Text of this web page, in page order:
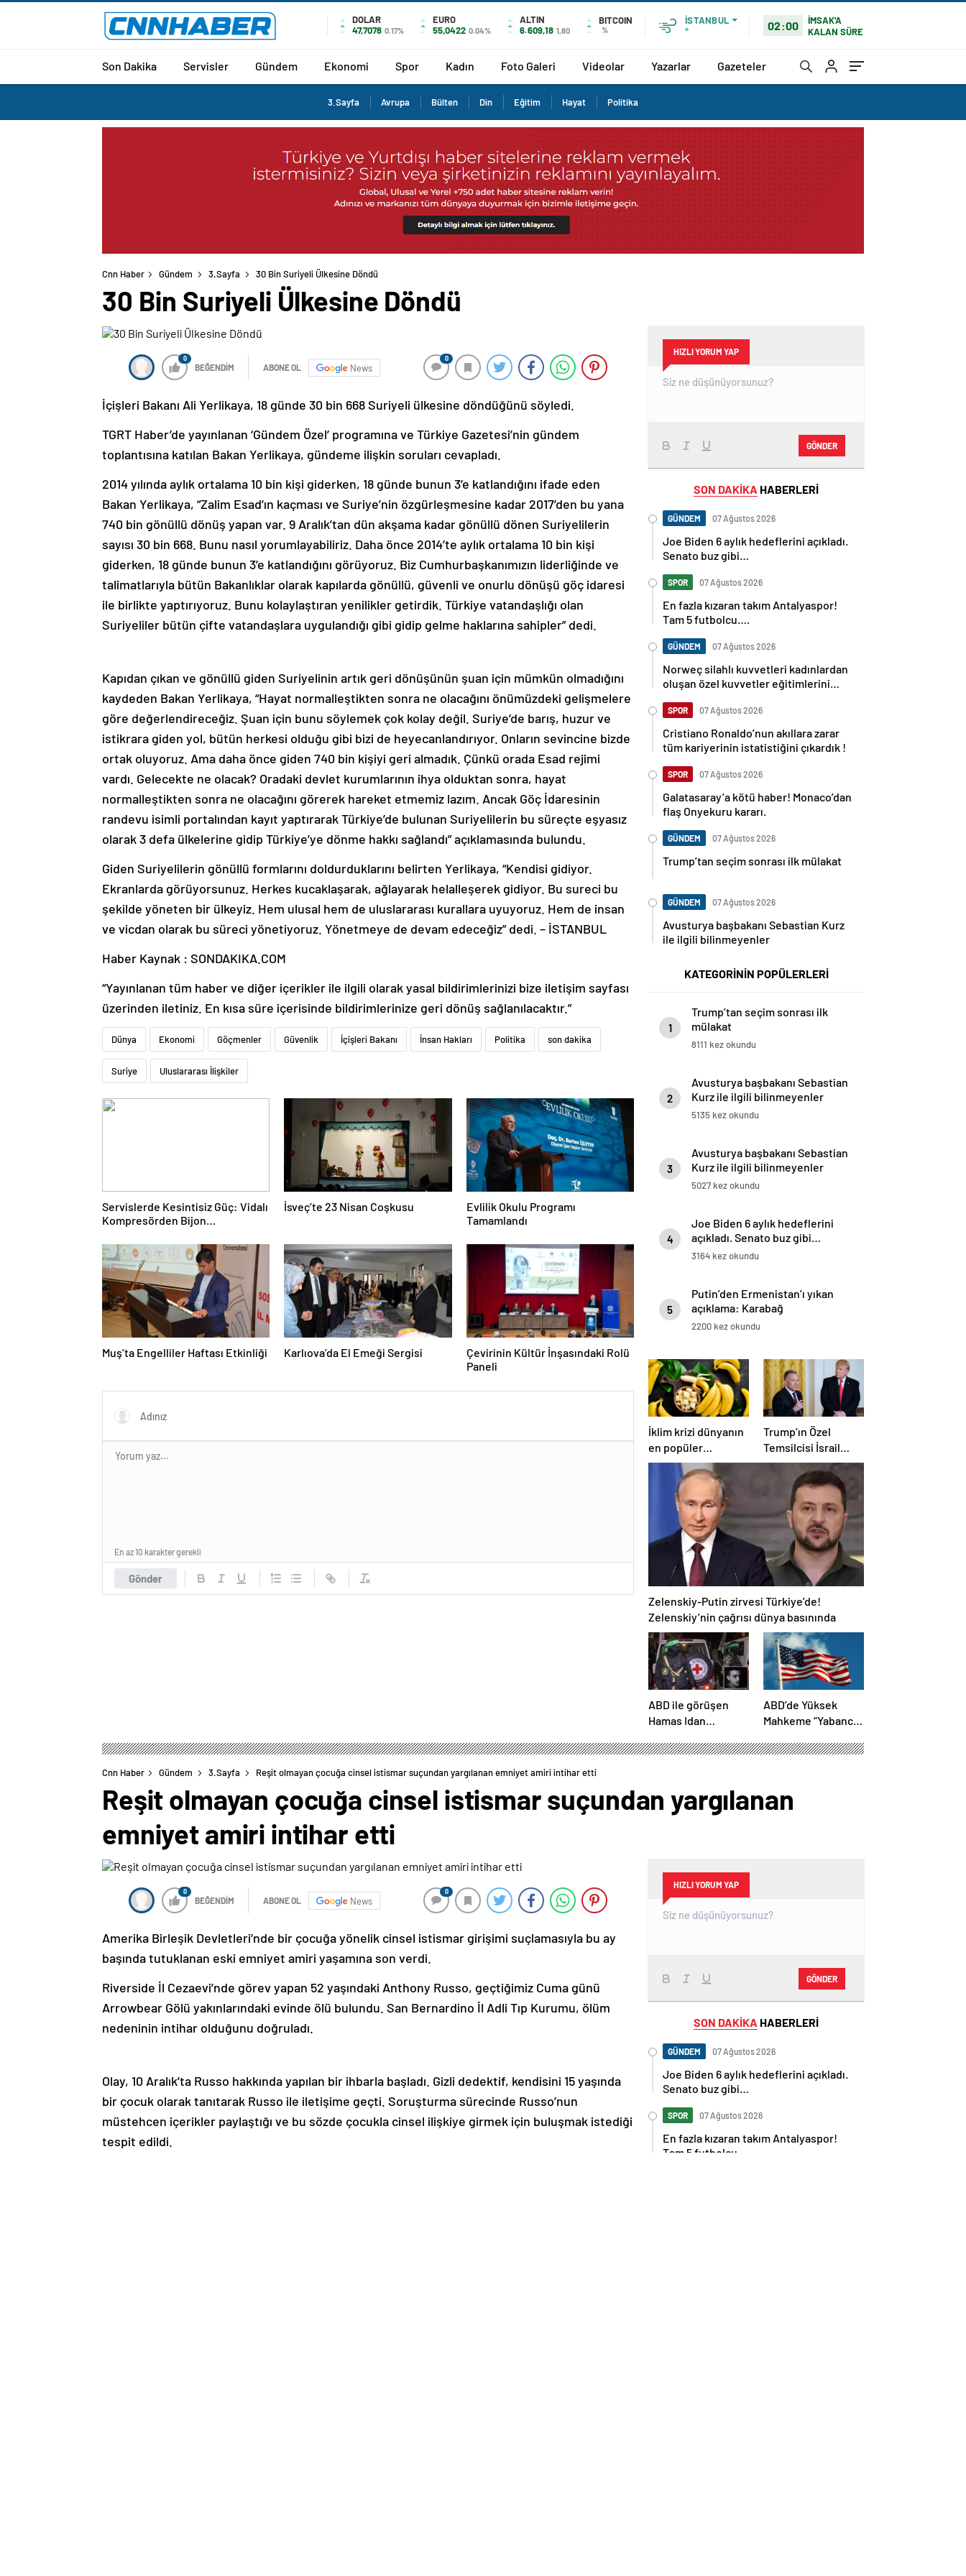
DOLAR
47,7078 0.17%
EURO
55,0422 0.04%
ALTIN
6.609,18 1,80
BITCOIN
%
İSTANBUL
°
02:00
İMSAK'A
KALAN SÜRE
Son Dakika Servisler Gündem Ekonomi Spor Kadın Foto Galeri Videolar Yazarlar Gazeteler
3.Sayfa Avrupa Bülten Din Eğitim Hayat Politika
Cnn Haber Gündem 3.Sayfa 30 Bin Suriyeli Ülkesine Döndü
30 Bin Suriyeli Ülkesine Döndü
0
BEĞENDİM ABONE OL News
0
İçişleri Bakanı Ali Yerlikaya, 18 günde 30 bin 668 Suriyeli ülkesine döndüğünü söyledi.
TGRT Haber’de yayınlanan ‘Gündem Özel’ programına ve Türkiye Gazetesi’nin gündem
toplantısına katılan Bakan Yerlikaya, gündeme ilişkin soruları cevapladı.
2014 yılında aylık ortalama 10 bin kişi giderken, 18 günde bunun 3’e katlandığını ifade eden
Bakan Yerlikaya, “Zalim Esad’ın kaçması ve Suriye’nin özgürleşmesine kadar 2017’den bu yana
740 bin gönüllü dönüş yapan var. 9 Aralık’tan dün akşama kadar gönüllü dönen Suriyelilerin
sayısı 30 bin 668. Bunu nasıl yorumlayabiliriz. Daha önce 2014’te aylık ortalama 10 bin kişi
giderken, 18 günde bunun 3’e katlandığını görüyoruz. Biz Cumhurbaşkanımızın liderliğinde ve
talimatlarıyla bütün Bakanlıklar olarak kapılarda gönüllü, güvenli ve onurlu dönüşü göç idaresi
ile birlikte yaptırıyoruz. Bunu kolaylaştıran yenilikler getirdik. Türkiye vatandaşlığı olan
Suriyeliler bütün çifte vatandaşlara uygulandığı gibi gidip gelme haklarına sahipler” dedi.
Kapıdan çıkan ve gönüllü giden Suriyelinin artık geri dönüşünün şuan için mümkün olmadığını
kaydeden Bakan Yerlikaya, “Hayat normalleştikten sonra ne olacağını önümüzdeki gelişmelere
göre değerlendireceğiz. Şuan için bunu söylemek çok kolay değil. Suriye’de barış, huzur ve
istikrara giden yol, bütün herkesi olduğu gibi bizi de heyecanlandırıyor. Onların sevincine bizde
ortak oluyoruz. Ama daha önce giden 740 bin kişiyi geri almadık. Çünkü orada Esad rejimi
vardı. Gelecekte ne olacak? Oradaki devlet kurumlarının ihya olduktan sonra, hayat
normalleştikten sonra ne olacağını görerek hareket etmemiz lazım. Ancak Göç İdaresinin
randevu isimli portalından kayıt yaptırarak Türkiye’de bulunan Suriyelilerin bu süreçte eşyasız
olarak 3 defa ülkelerine gidip Türkiye’ye dönme hakkı sağlandı” açıklamasında bulundu.
Giden Suriyelilerin gönüllü formlarını doldurduklarını belirten Yerlikaya, “Kendisi gidiyor.
Ekranlarda görüyorsunuz. Herkes kucaklaşarak, ağlayarak helalleşerek gidiyor. Bu sureci bu
şekilde yöneten bir ülkeyiz. Hem ulusal hem de uluslararası kurallara uyuyoruz. Hem de insan
ve vicdan olarak bu süreci yönetiyoruz. Yönetmeye de devam edeceğiz” dedi. – İSTANBUL
Haber Kaynak : SONDAKIKA.COM
“Yayınlanan tüm haber ve diğer içerikler ile ilgili olarak yasal bildirimlerinizi bize iletişim sayfası
üzerinden iletiniz. En kısa süre içerisinde bildirimlerinize geri dönüş sağlanılacaktır.”
Dünya Ekonomi Göçmenler Güvenlik İçişleri Bakanı İnsan Hakları Politika son dakika
Suriye Uluslararası İlişkiler
Servislerde Kesintisiz Güç: Vidalı
Kompresörden Bijon
İsveç’te 23 Nisan Coşkusu
Evlilik Okulu Programı
Tamamlandı
Muş’ta Engelliler Haftası Etkinliği Karlıova’da El Emeği Sergisi
Çevirinin Kültür İnşasındaki Rolü
Paneli
Gönder
En az 10 karakter gerekli
HIZLI YORUM YAP
GÖNDER
SON DAKİKA HABERLERİ
GÜNDEM 07 Ağustos 2026
Joe Biden 6 aylık hedeflerini açıkladı.
Senato buz gibi…
SPOR 07 Ağustos 2026
En fazla kızaran takım Antalyaspor!
Tam 5 futbolcu….
GÜNDEM 07 Ağustos 2026
Norweç silahlı kuvvetleri kadınlardan
oluşan özel kuvvetler eğitimlerini
SPOR 07 Ağustos 2026
Cristiano Ronaldo’nun akıllara zarar
tüm kariyerinin istatistiğini çıkardık !
SPOR 07 Ağustos 2026
Galatasaray’a kötü haber! Monaco’dan
flaş Onyekuru kararı.
GÜNDEM 07 Ağustos 2026
Trump’tan seçim sonrası ilk mülakat
GÜNDEM 07 Ağustos 2026
Avusturya başbakanı Sebastian Kurz
ile ilgili bilinmeyenler
KATEGORİNİN POPÜLERLERİ
1
Trump’tan seçim sonrası ilk
mülakat
8111 kez okundu
2
Avusturya başbakanı Sebastian
Kurz ile ilgili bilinmeyenler
5135 kez okundu
3
Avusturya başbakanı Sebastian
Kurz ile ilgili bilinmeyenler
5027 kez okundu
4
Joe Biden 6 aylık hedeflerini
açıkladı. Senato buz gibi…
3164 kez okundu
5
Putin’den Ermenistan’ı yıkan
açıklama: Karabağ
Azerbaycan’ın ayrılmaz bir
2200 kez okundu
İklim krizi dünyanın
en popüler
meyvesini tehdit
ediyor: Yok olma
tehlikesi ile karşı
karşıya
Trump’ın Özel
Temsilcisi İsrail
hükümetini
eleştirdi!
‘Gazze’deki savaşı
uzatıyorlar’
Zelenskiy-Putin zirvesi Türkiye’de!
Zelenskiy’nin çağrısı dünya basınında
ABD ile görüşen
Hamas Idan
bırakacak!
ABD’de Yüksek
Mahkeme “Yabancı
kapsamında sınır
Cnn Haber Gündem 3.Sayfa Reşit olmayan çocuğa cinsel istismar suçundan yargılanan emniyet amiri intihar etti
Reşit olmayan çocuğa cinsel istismar suçundan yargılanan
emniyet amiri intihar etti
0
BEĞENDİM ABONE OL News
0
Amerika Birleşik Devletleri’nde bir çocuğa yönelik cinsel istismar girişimi suçlamasıyla bu ay
başında tutuklanan eski emniyet amiri yaşamına son verdi.
Riverside İl Cezaevi’nde görev yapan 52 yaşındaki Anthony Russo, geçtiğimiz Cuma günü
Arrowbear Gölü yakınlarındaki evinde ölü bulundu. San Bernardino İl Adli Tıp Kurumu, ölüm
nedeninin intihar olduğunu doğruladı.
Olay, 10 Aralık’ta Russo hakkında yapılan bir ihbarla başladı. Gizli dedektif, kendisini 15 yaşında
bir çocuk olarak tanıtarak Russo ile iletişime geçti. Soruşturma sürecinde Russo’nun
müstehcen içerikler paylaştığı ve bu sözde çocukla cinsel ilişkiye girmek için buluşmak istediği
tespit edildi.
HIZLI YORUM YAP
GÖNDER
SON DAKİKA HABERLERİ
GÜNDEM 07 Ağustos 2026
Joe Biden 6 aylık hedeflerini açıkladı.
Senato buz gibi…
SPOR 07 Ağustos 2026
En fazla kızaran takım Antalyaspor!
Tam 5 futbolcu….